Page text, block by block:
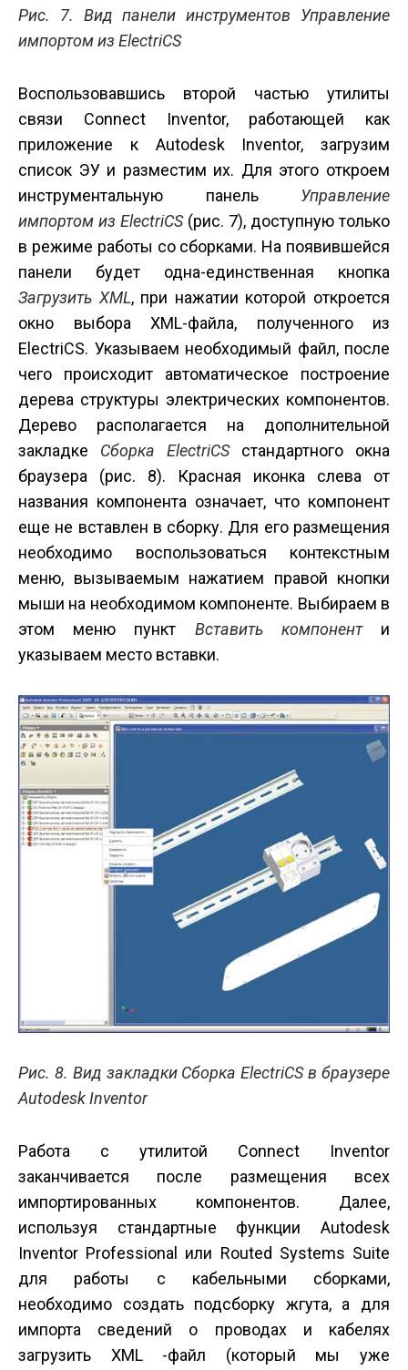
Рис. 7. Вид панели инструментов Управление
импортом из ElectriCS
Воспользовавшись второй частью утилиты
связи Connect Inventor, работающей как
приложение к Autodesk Inventor, загрузим
список ЭУ и разместим их. Для этого откроем
инструментальную панель Управление
импортом из ElectriCS(рис. 7), доступную только
в режиме работы со сборками. На появившейся
панели будет одна-единственная кнопка
Загрузить XML, при нажатии которой откроется
окно выбора XML-файла, полученного из
ElectriCS. Указываем необходимый файл, после
чего происходит автоматическое построение
дерева структуры электрических компонентов.
Дерево располагается на дополнительной
закладке Сборка ElectriCSстандартного окна
браузера (рис. 8). Красная иконка слева от
названия компонента означает, что компонент
еще не вставлен в сборку. Для его размещения
необходимо воспользоваться контекстным
меню, вызываемым нажатием правой кнопки
мыши на необходимом компоненте. Выбираем в
этом меню пункт Вставить компоненти
указываем место вставки.
Рис. 8. Вид закладки Сборка ElectriCS в браузере
Autodesk Inventor
Работа с утилитой Connect Inventor
заканчивается после размещения всех
импортированных компонентов. Далее,
используя стандартные функции Autodesk
Inventor Professional или Routed Systems Suite
для работы с кабельными сборками,
необходимо создать подсборку жгута, а для
импорта сведений о проводах и кабелях
загрузить XML -файл (который мы уже